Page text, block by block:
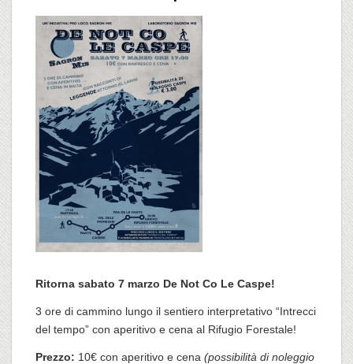
Ritorna sabato 7 marzo De Not Co Le Caspe!
3 ore di cammino lungo il sentiero interpretativo “Intrecci
del tempo” con aperitivo e cena al Rifugio Forestale!
Prezzo: 10€ con aperitivo e cena (possibilità di noleggio